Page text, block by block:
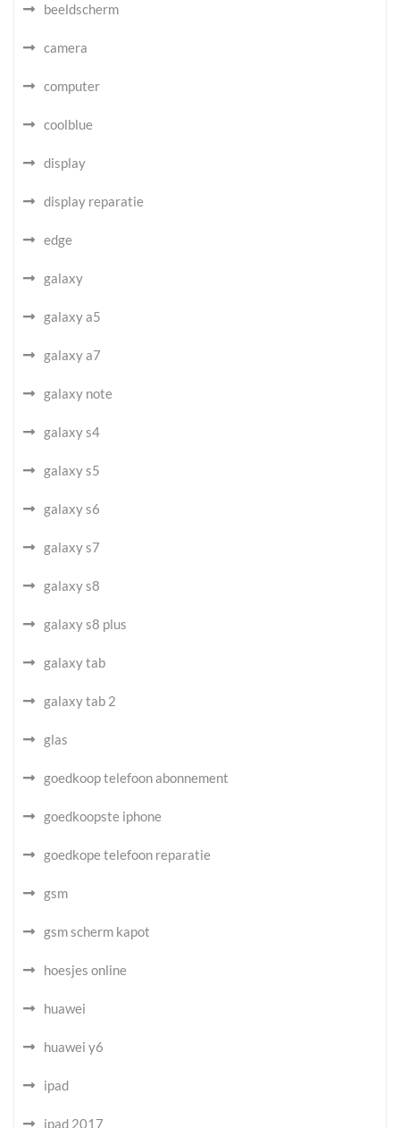
beeldscherm
camera
computer
coolblue
display
display reparatie
edge
galaxy
galaxy a5
galaxy a7
galaxy note
galaxy s4
galaxy s5
galaxy s6
galaxy s7
galaxy s8
galaxy s8 plus
galaxy tab
galaxy tab 2
glas
goedkoop telefoon abonnement
goedkoopste iphone
goedkope telefoon reparatie
gsm
gsm scherm kapot
hoesjes online
huawei
huawei y6
ipad
ipad 2017